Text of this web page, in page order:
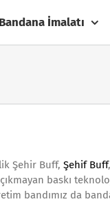
Bandana İmalatı
Şehir Buff, Şehif Buff
baskı
bandımız da